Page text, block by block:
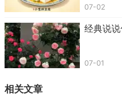
54.猫哭耗子——假慈悲
55.黄鼠狼给鸡拜年
56.猪鼻子插大葱——装
58.井底之蛙——目光短
07-02
经典说
07-01
相关文章